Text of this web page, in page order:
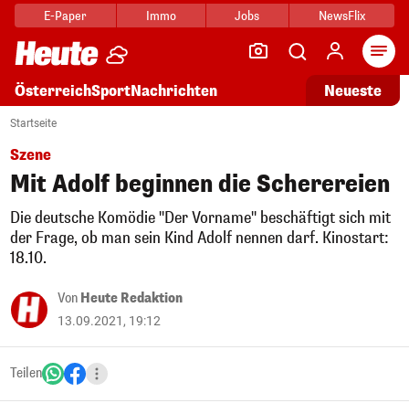
E-Paper Immo Jobs NewsFlix
ÖsterreichSportNachrichten Neueste
Startseite
Szene
Mit Adolf beginnen die Scherereien
Die deutsche Komödie "Der Vorname" beschäftigt sich mit
der Frage, ob man sein Kind Adolf nennen darf. Kinostart:
18.10.
Von Heute Redaktion
13.09.2021, 19:12
Teilen